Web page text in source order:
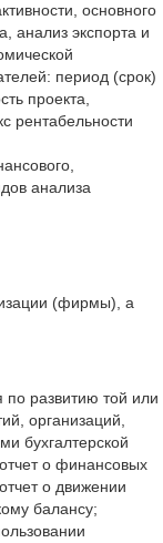
основного
анализ экспорта и
период (срок)
проекта,
рентабельности
анализа
(фирмы), а
по развитию той или
организаций,
бухгалтерской
о финансовых
о движении
балансу;